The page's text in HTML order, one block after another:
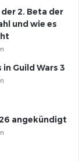
2. Beta der
und wie es
Guild Wars 3
angekündigt